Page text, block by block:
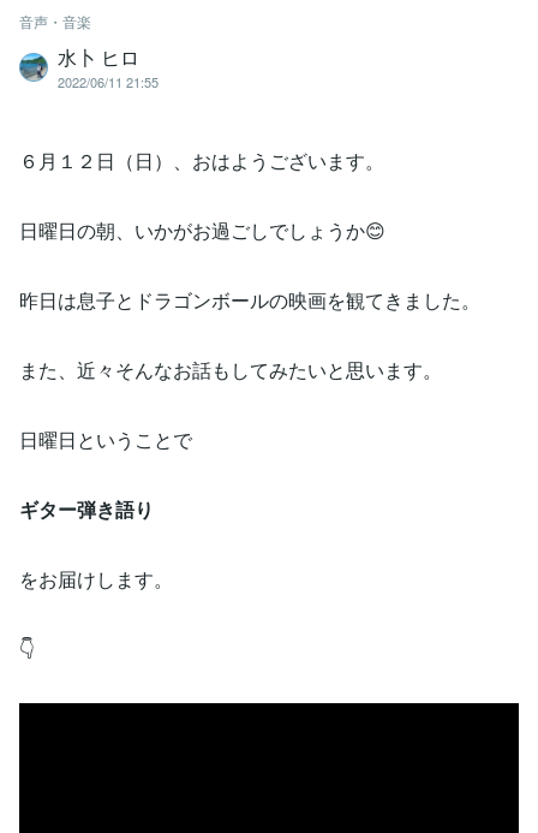
音声・音楽
水卜 ヒロ
2022/06/11 21:55
６月１２日（日）、おはようございます。
日曜日の朝、いかがお過ごしでしょうか😊
昨日は息子とドラゴンボールの映画を観てきました。
また、近々そんなお話もしてみたいと思います。
日曜日ということで
ギター弾き語り
をお届けします。
👇